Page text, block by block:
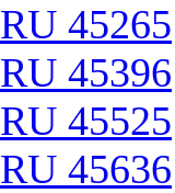
RU 45265
RU 45396
RU 45525
RU 45636